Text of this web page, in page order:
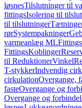
løsnesTilslutninger til
fittingsIsolering til
til tilslutninger
rørSystempakninger
varmeanlæg MLFittings
FittingsKoblinger
til ReduktionerVinkel
T-stykkerIndvendig
cirkulationOvergange,
fasteOvergange og
Overgange og